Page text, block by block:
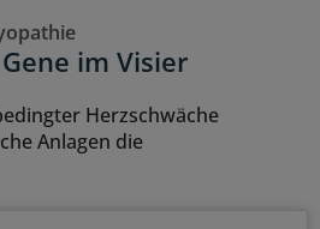
im Visier
Herzschwäche
Anlagen die